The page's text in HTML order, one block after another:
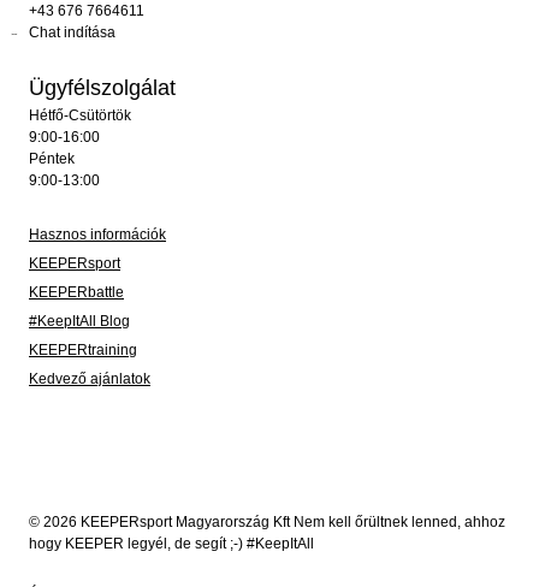
+43 676 7664611
Chat indítása
Ügyfélszolgálat
Hétfő-Csütörtök
9:00-16:00
Péntek
9:00-13:00
Hasznos információk
KEEPERsport
KEEPERbattle
#KeepItAll Blog
KEEPERtraining
Kedvező ajánlatok
© 2026 KEEPERsport Magyarország Kft Nem kell őrültnek lenned, ahhoz
hogy KEEPER legyél, de segít ;-) #KeepItAll